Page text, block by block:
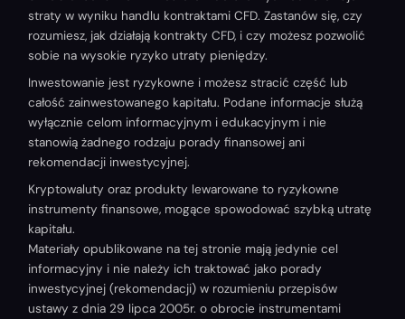
straty w wyniku handlu kontraktami CFD. Zastanów się, czy
rozumiesz, jak działają kontrakty CFD, i czy możesz pozwolić
sobie na wysokie ryzyko utraty pieniędzy.
Inwestowanie jest ryzykowne i możesz stracić część lub
całość zainwestowanego kapitału. Podane informacje służą
wyłącznie celom informacyjnym i edukacyjnym i nie
stanowią żadnego rodzaju porady finansowej ani
rekomendacji inwestycyjnej.
Kryptowaluty oraz produkty lewarowane to ryzykowne
instrumenty finansowe, mogące spowodować szybką utratę
kapitału.
Materiały opublikowane na tej stronie mają jedynie cel
informacyjny i nie należy ich traktować jako porady
inwestycyjnej (rekomendacji) w rozumieniu przepisów
ustawy z dnia 29 lipca 2005r. o obrocie instrumentami